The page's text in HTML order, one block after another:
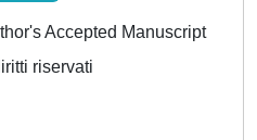
Accepted Manuscript
riservati